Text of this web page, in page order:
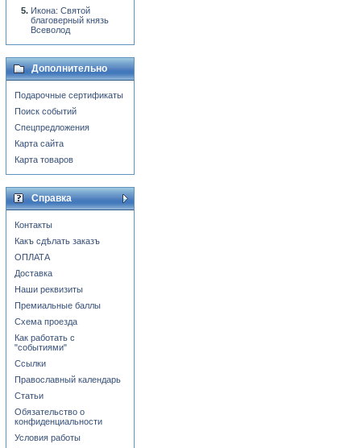
Икона: Святой
благоверный князь
Всеволод
Дополнительно
Подарочные сертификаты
Поиск событий
Спецпредложения
Карта сайта
Карта товаров
Справка
Контакты
Какъ сдѣлать заказъ
ОПЛАТА
Доставка
Наши реквизиты
Премиальные баллы
Схема проезда
Как работать с
"событиями"
Ссылки
Православный календарь
Статьи
Обязательство о
конфиденциальности
Условия работы